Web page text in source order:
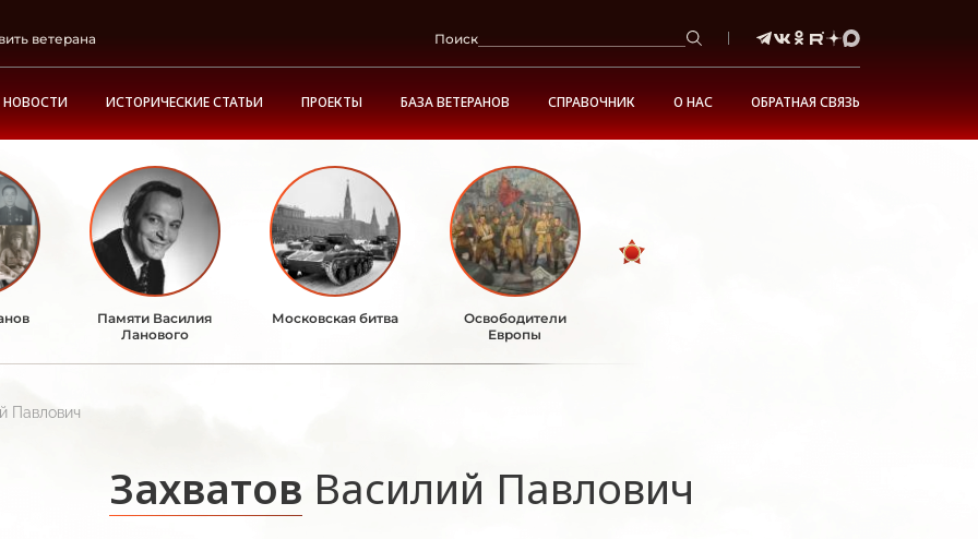
ветерана Поиск
НОВОСТИ ИСТОРИЧЕСКИЕ СТАТЬИ ПРОЕКТЫ БАЗА ВЕТЕРАНОВ СПРАВОЧНИК О НАС ОБРАТНАЯ СВЯЗЬ
Памяти Василия
Ланового
Московская битва
Освободители
Европы
Павлович
Захватов Василий Павлович